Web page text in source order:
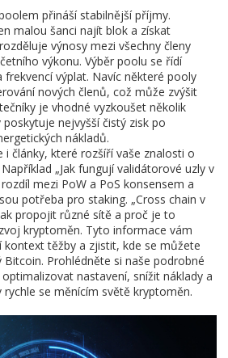
přináší stabilnější příjmy.
malou šanci najít blok a získat
výnosy mezi všechny členy
výkonu. Výběr poolu se řídí
výplat. Navíc některé pooly
nových členů, což může zvýšit
je vhodné vyzkoušet několik
nejvyšší čistý zisk po
nákladů.
i články, které rozšíří vaše znalosti o
„Jak fungují validátorové uzly v
mezi PoW a PoS konsensem a
potřeba pro staking. „Cross chain v
propojit různé sítě a proč je to
kryptoměn. Tyto informace vám
těžby a zjistit, kde se můžete
Prohlédněte si naše podrobné
nastavení, snížit náklady a
se měnícím světě kryptoměn.